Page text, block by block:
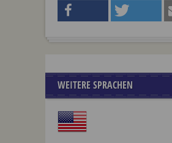
WEITERE SPRACHEN